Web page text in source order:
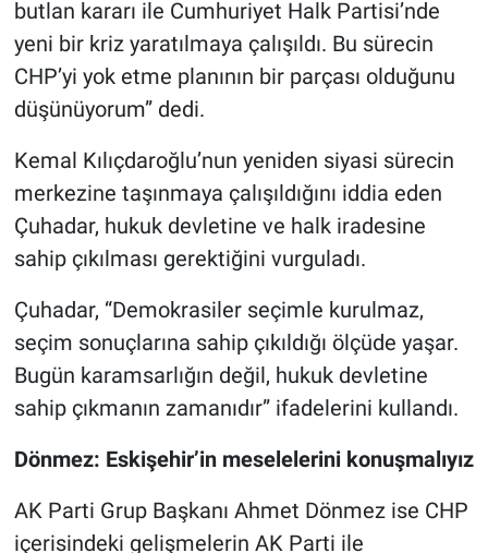
butlan kararı ile Cumhuriyet Halk Partisi’nde
yeni bir kriz yaratılmaya çalışıldı. Bu sürecin
CHP’yi yok etme planının bir parçası olduğunu
düşünüyorum” dedi.
Kemal Kılıçdaroğlu’nun yeniden siyasi sürecin
merkezine taşınmaya çalışıldığını iddia eden
Çuhadar, hukuk devletine ve halk iradesine
sahip çıkılması gerektiğini vurguladı.
Çuhadar, “Demokrasiler seçimle kurulmaz,
seçim sonuçlarına sahip çıkıldığı ölçüde yaşar.
Bugün karamsarlığın değil, hukuk devletine
sahip çıkmanın zamanıdır” ifadelerini kullandı.
Dönmez: Eskişehir’in meselelerini konuşmalıyız
AK Parti Grup Başkanı Ahmet Dönmez ise CHP
içerisindeki gelişmelerin AK Parti ile